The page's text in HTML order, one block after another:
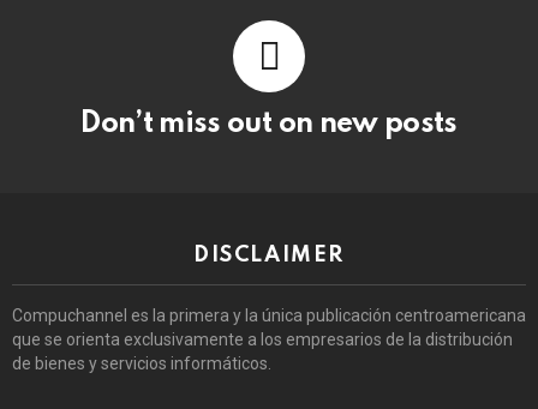
Don’t miss out on new posts
DISCLAIMER
Compuchannel es la primera y la única publicación centroamericana
que se orienta exclusivamente a los empresarios de la distribución
de bienes y servicios informáticos.